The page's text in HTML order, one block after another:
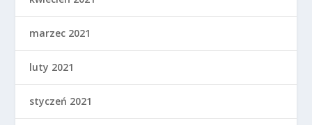
marzec 2021
luty 2021
styczeń 2021